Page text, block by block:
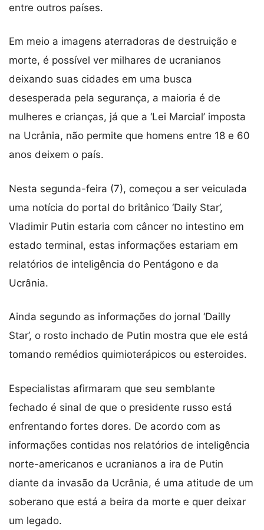
entre outros países.
Em meio a imagens aterradoras de destruição e
morte, é possível ver milhares de ucranianos
deixando suas cidades em uma busca
desesperada pela segurança, a maioria é de
mulheres e crianças, já que a ‘Lei Marcial’ imposta
na Ucrânia, não permite que homens entre 18 e 60
anos deixem o país.
Nesta segunda-feira (7), começou a ser veiculada
uma notícia do portal do britânico ‘Daily Star’,
Vladimir Putin estaria com câncer no intestino em
estado terminal, estas informações estariam em
relatórios de inteligência do Pentágono e da
Ucrânia.
Ainda segundo as informações do jornal ‘Dailly
Star’, o rosto inchado de Putin mostra que ele está
tomando remédios quimioterápicos ou esteroides.
Especialistas afirmaram que seu semblante
fechado é sinal de que o presidente russo está
enfrentando fortes dores. De acordo com as
informações contidas nos relatórios de inteligência
norte-americanos e ucranianos a ira de Putin
diante da invasão da Ucrânia, é uma atitude de um
soberano que está a beira da morte e quer deixar
um legado.